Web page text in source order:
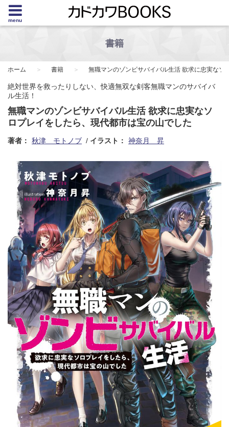
menu
書籍
ホーム 書籍 無職マンのゾンビサバイバル生活 欲求に忠実なソ
絶対世界を救ったりしない、快適無双な剣客無職マンのサバイバ
ル生活！
無職マンのゾンビサバイバル生活 欲求に忠実なソ
ロプレイをしたら、現代都市は宝の山でした
著者： 秋津 モトノブ イラスト： 神奈月 昇